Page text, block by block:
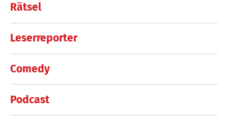
Rätsel
Leserreporter
Comedy
Podcast